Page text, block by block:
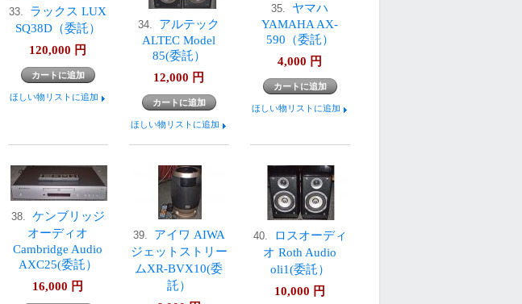
33. ラックス LUX
SQ38D（委託）
120,000 円
ほしい物リストに追加
34. アルテック
ALTEC Model
85(委託）
12,000 円
ほしい物リストに追加
35. ヤマハ
YAMAHA AX-
590（委託）
4,000 円
ほしい物リストに追加
38. ケンブリッジ
オーディオ
Cambridge Audio
AXC25(委託）
16,000 円
39. アイワ AIWA
ジェットストリー
ムXR-BVX10(委
託）
40.
ロスオーディ
オ Roth Audio
oli1(委託）
10,000 円